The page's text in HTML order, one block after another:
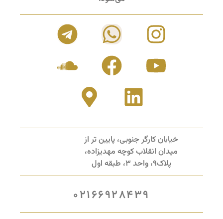
خیابان کارگر جنوبی، پایین تر از
میدان انقلاب کوچه مهدیزاده،
پلاک9، واحد 3، طبقه اول
02166928439